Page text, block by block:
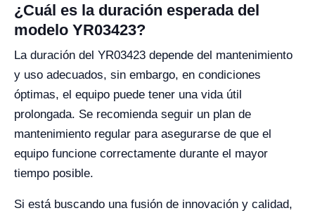
¿Cuál es la duración esperada del
modelo YR03423?
La duración del YR03423 depende del mantenimiento
y uso adecuados, sin embargo, en condiciones
óptimas, el equipo puede tener una vida útil
prolongada. Se recomienda seguir un plan de
mantenimiento regular para asegurarse de que el
equipo funcione correctamente durante el mayor
tiempo posible.
Si está buscando una fusión de innovación y calidad,